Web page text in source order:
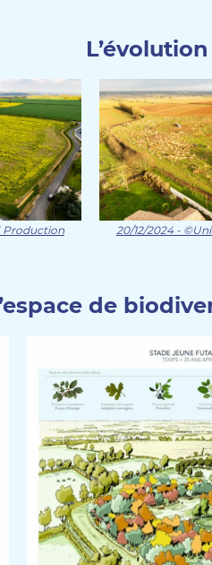
Production 20/12/2024 -
de